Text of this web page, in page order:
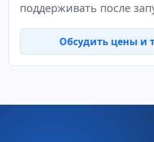
поддерживать после
Обсудить цены и